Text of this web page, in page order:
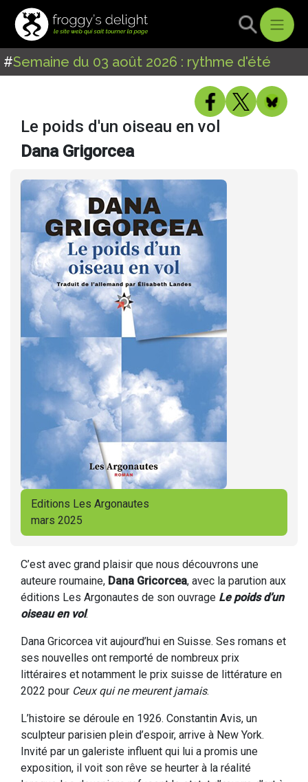
#Semaine du 03 août 2026 : rythme d'été
Le poids d'un oiseau en vol
Dana Grigorcea
Editions Les Argonautes
mars 2025
C’est avec grand plaisir que nous découvrons une
auteure roumaine, Dana Gricorcea, avec la parution aux
éditions Les Argonautes de son ouvrage Le poids d’un
oiseau en vol.
Dana Gricorcea vit aujourd’hui en Suisse. Ses romans et
ses nouvelles ont remporté de nombreux prix
littéraires et notamment le prix suisse de littérature en
2022 pour Ceux qui ne meurent jamais.
L’histoire se déroule en 1926. Constantin Avis, un
sculpteur parisien plein d’espoir, arrive à New York.
Invité par un galeriste influent qui lui a promis une
exposition, il voit son rêve se heurter à la réalité